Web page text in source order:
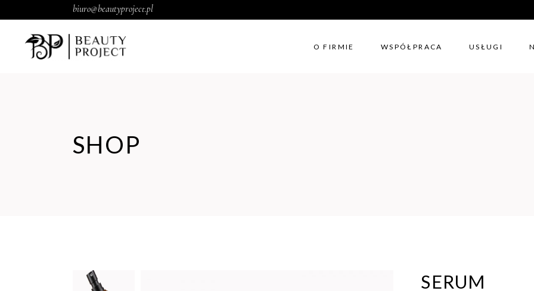
biuro@beautyproject.pl
O FIRMIE WSPÓŁPRACA USŁUGI
SHOP
SERUM